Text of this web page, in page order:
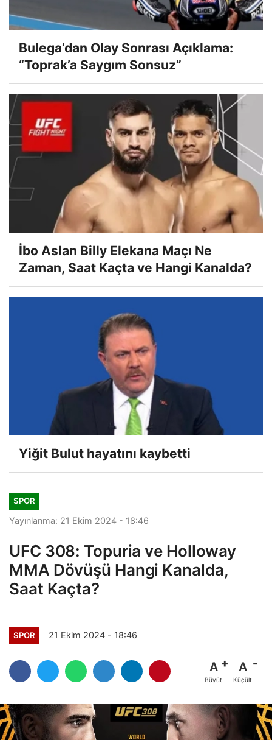
Bulega’dan Olay Sonrası Açıklama:
“Toprak’a Saygım Sonsuz”
İbo Aslan Billy Elekana Maçı Ne
Zaman, Saat Kaçta ve Hangi Kanalda?
Yiğit Bulut hayatını kaybetti
SPOR
Yayınlanma: 21 Ekim 2024 - 18:46
UFC 308: Topuria ve Holloway
MMA Dövüşü Hangi Kanalda,
Saat Kaçta?
SPOR 21 Ekim 2024 - 18:46
A
Büyüt
A
Küçült